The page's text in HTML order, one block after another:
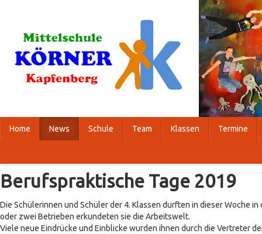
Home News Schule Team Klassen Termine
Berufspraktische Tage 2019
Die Schülerinnen und Schüler der 4. Klassen durften in dieser Woche
oder zwei Betrieben erkundeten sie die Arbeitswelt.
Viele neue Eindrücke und Einblicke wurden ihnen durch die Vertreter